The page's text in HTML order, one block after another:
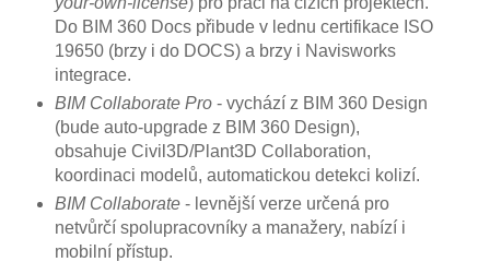
Do BIM 360 Docs přibude v lednu certifikace ISO
19650 (brzy i do DOCS) a brzy i Navisworks
integrace.
BIM Collaborate Pro- vychází z BIM 360 Design
(bude auto-upgrade z BIM 360 Design),
obsahuje Civil3D/Plant3D Collaboration,
koordinaci modelů, automatickou detekci kolizí.
BIM Collaborate- levnější verze určená pro
netvůrčí spolupracovníky a manažery, nabízí i
mobilní přístup.